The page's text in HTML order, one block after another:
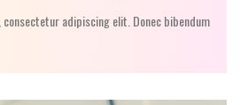
adipiscing elit. Donec bibendum